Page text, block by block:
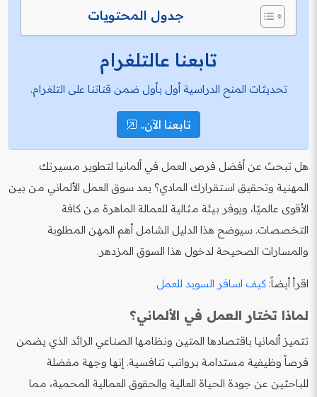
جدول المحتويات
تابعنا عالتلغرام
تحديثات المنح الدراسية أول بأول ضمن قناتنا على التلغرام.
تابعنا الآن..
هل تبحث عن أفضل فرص العمل في ألمانيا لتطوير مسيرتك
المهنية وتحقيق استقرارك المادي؟ يعد سوق العمل الألماني من بين
الأقوى عالميًا، ويوفر بيئة مثالية للعمالة الماهرة من كافة
التخصصات. سيوضح هذا الدليل الشامل أهم المهن المطلوبة
والمسارات الصحيحة لدخول هذا السوق المزدهر.
اقرأ أيضاً: كيف اسافر السويد للعمل
لماذا تختار العمل في الألماني؟
تتميز ألمانيا باقتصادها المتين ونظامها الصناعي الرائد الذي يضمن
فرصاً وظيفية مستدامة برواتب تنافسية. إنها وجهة مفضلة
للباحثين عن جودة الحياة العالية والحقوق العمالية المحمية، مما